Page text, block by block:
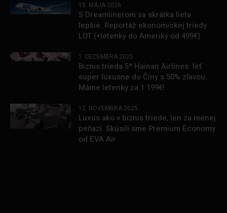
15. MÁJA 2026
S Dreamlinerom sa skrátka lieta
lepšie. Reportáž ekonomickej triedy
LOT (+letenky do Ameriky od 499€)
1. DECEMBRA 2025
Biznis trieda 5* Hainan Airlines: leť
super luxusne do Číny s 50% zľavou.
Máme letenky za 1 199€!
12. NOVEMBRA 2025
Luxus ako v biznis triede, len za menej
peňazí. Skúsili sme Premium Economy
od EVA Air